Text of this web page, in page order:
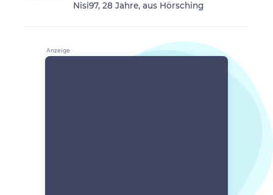
Nisi97, 28 Jahre, aus Hörsching